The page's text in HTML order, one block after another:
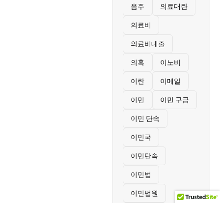
음주 의료대란
의료비
의료비대출
의혹 이노비
이란 이메일
이민 이민 구금
이민 단속
이민국
이민단속
이민법
이민법원